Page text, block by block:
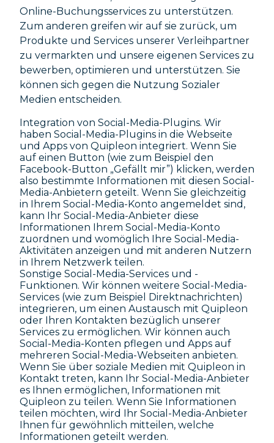
Online-Buchungsservices zu unterstützen.
Zum anderen greifen wir auf sie zurück, um
Produkte und Services unserer Verleihpartner
zu vermarkten und unsere eigenen Services zu
bewerben, optimieren und unterstützen. Sie
können sich gegen die Nutzung Sozialer
Medien entscheiden.
Integration von Social-Media-Plugins. Wir
haben Social-Media-Plugins in die Webseite
und Apps von Quipleon integriert. Wenn Sie
auf einen Button (wie zum Beispiel den
Facebook-Button „Gefällt mir”) klicken, werden
also bestimmte Informationen mit diesen Social-
Media-Anbietern geteilt. Wenn Sie gleichzeitig
in Ihrem Social-Media-Konto angemeldet sind,
kann Ihr Social-Media-Anbieter diese
Informationen Ihrem Social-Media-Konto
zuordnen und womöglich Ihre Social-Media-
Aktivitäten anzeigen und mit anderen Nutzern
in Ihrem Netzwerk teilen.
Sonstige Social-Media-Services und -
Funktionen. Wir können weitere Social-Media-
Services (wie zum Beispiel Direktnachrichten)
integrieren, um einen Austausch mit Quipleon
oder Ihren Kontakten bezüglich unserer
Services zu ermöglichen. Wir können auch
Social-Media-Konten pflegen und Apps auf
mehreren Social-Media-Webseiten anbieten.
Wenn Sie über soziale Medien mit Quipleon in
Kontakt treten, kann Ihr Social-Media-Anbieter
es Ihnen ermöglichen, Informationen mit
Quipleon zu teilen. Wenn Sie Informationen
teilen möchten, wird Ihr Social-Media-Anbieter
Ihnen für gewöhnlich mitteilen, welche
Informationen geteilt werden.